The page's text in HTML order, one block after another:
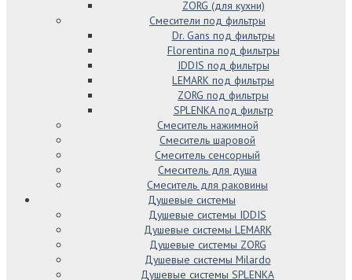
ZORG (для кухни)
Смесители под фильтры
Dr. Gans под фильтры
Florentina под фильтры
IDDIS под фильтры
LEMARK под фильтры
ZORG под фильтры
SPLENKA под фильтр
Смеситель нажимной
Смеситель шаровой
Смеситель сенсорный
Смеситель для душа
Смеситель для раковины
Душевые системы
Душевые системы IDDIS
Душевые системы LEMARK
Душевые системы ZORG
Душевые системы Milardo
Душевые системы SPLENKA